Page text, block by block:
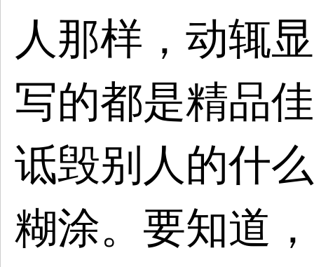
人那样，动辄
写的都是精品
诋毁别人的什
糊涂。要知道